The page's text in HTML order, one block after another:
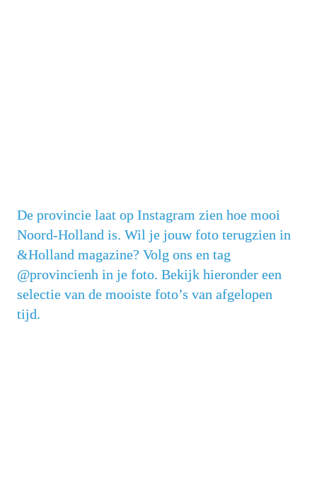
De provincie laat op Instagram zien hoe mooi
Noord-Holland is. Wil je jouw foto terugzien in
&Holland magazine? Volg ons en tag
@provincienh in je foto. Bekijk hieronder een
selectie van de mooiste foto’s van afgelopen
tijd.